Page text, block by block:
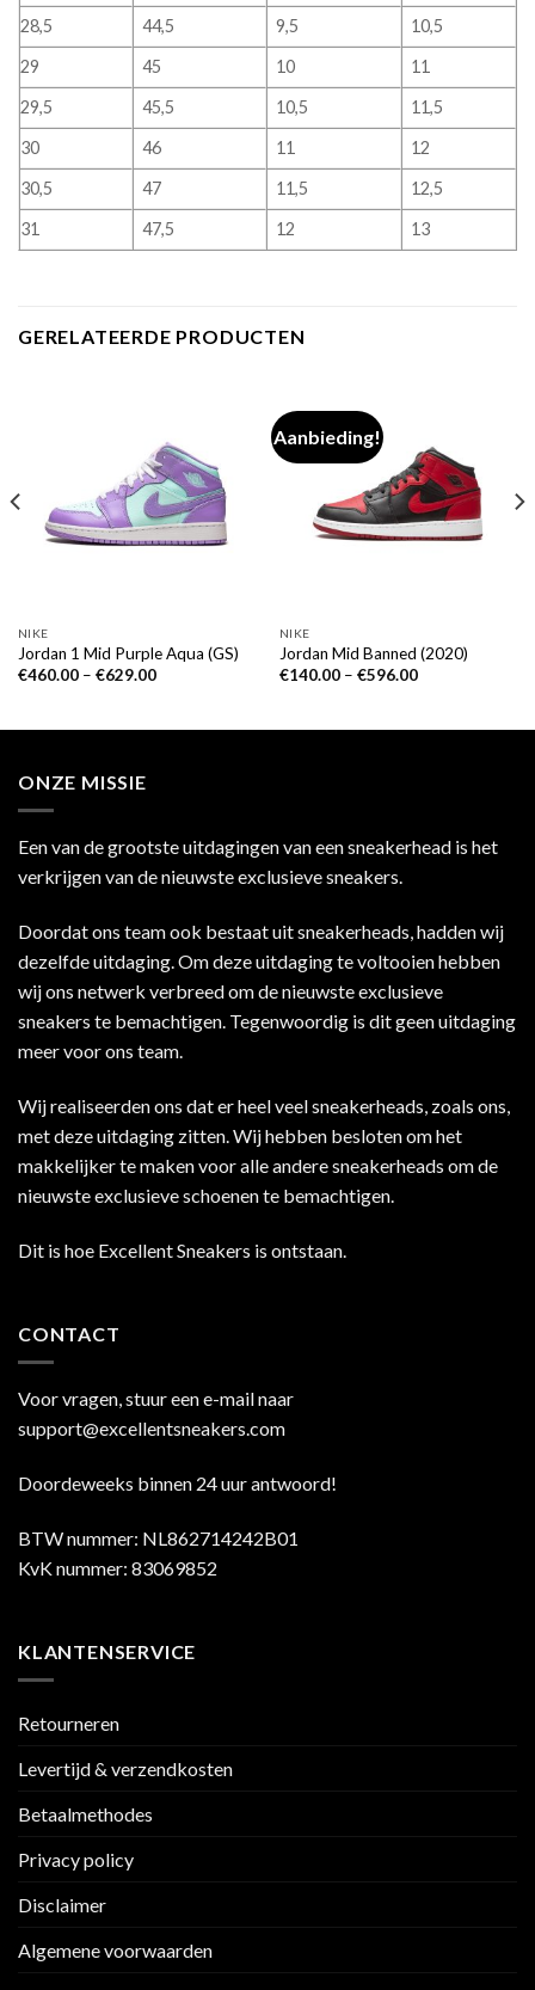
28,5
44,5 9,5
10,5
29
45 10
11
29,5
45,5 10,5
11,5
30
46 11
12
30,5
47 11,5
12,5
31
47,5 12 13
GERELATEERDE PRODUCTEN
NIKE
Jordan 1 Mid Purple Aqua (GS)
€460.00– €629.00
Aanbieding!
NIKE
Jordan Mid Banned (2020)
€140.00– €596.00
ONZE MISSIE
Een van de grootste uitdagingen van een sneakerhead is het
verkrijgen van de nieuwste exclusieve sneakers.
Doordat ons team ook bestaat uit sneakerheads, hadden wij
dezelfde uitdaging. Om deze uitdaging te voltooien hebben
wij ons netwerk verbreed om de nieuwste exclusieve
sneakers te bemachtigen. Tegenwoordig is dit geen uitdaging
meer voor ons team.
Wij realiseerden ons dat er heel veel sneakerheads, zoals ons,
met deze uitdaging zitten. Wij hebben besloten om het
makkelijker te maken voor alle andere sneakerheads om de
nieuwste exclusieve schoenen te bemachtigen.
Dit is hoe Excellent Sneakers is ontstaan.
CONTACT
Voor vragen, stuur een e-mail naar
support@excellentsneakers.com
Doordeweeks binnen 24 uur antwoord!
BTW nummer: NL862714242B01
KvK nummer: 83069852
KLANTENSERVICE
Retourneren
Levertijd & verzendkosten
Betaalmethodes
Privacy policy
Disclaimer
Algemene voorwaarden